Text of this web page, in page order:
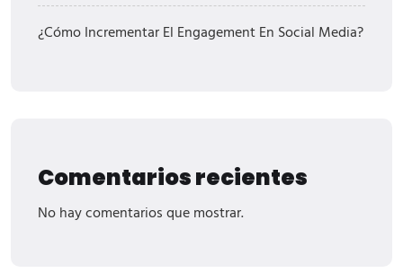
¿Cómo Incrementar El Engagement En Social Media?
Comentarios recientes
No hay comentarios que mostrar.